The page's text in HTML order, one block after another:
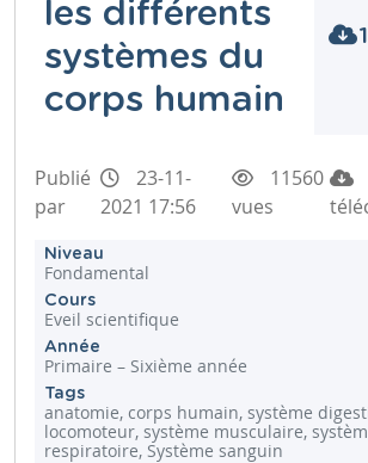
les différents
systèmes du
corps humain
1
Publié
par
23-11-
2021 17:56
11560
vues
Niveau
Fondamental
Cours
Eveil scientifique
Année
Primaire – Sixième année
Tags
anatomie, corps humain, système
locomoteur, système musculaire,
respiratoire, Système sanguin